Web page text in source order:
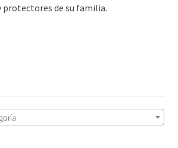
protectores de su familia.